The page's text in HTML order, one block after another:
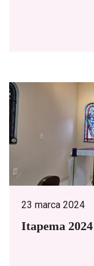
23 marca 2024
Itapema 2024